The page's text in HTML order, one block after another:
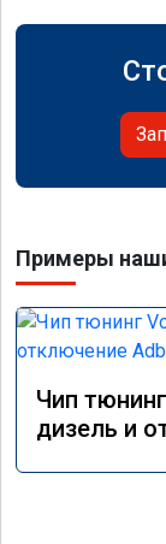
Примеры
Чип
дизель и